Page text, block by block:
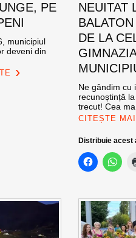
PE
municipiul
deveni din
NEUITAT
DE LA
Ne gândim cu
recunoștință
trecut! Cea
CITEȘTE
Distribuie acest